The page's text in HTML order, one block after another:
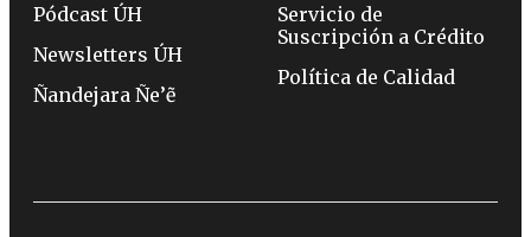
Pódcast ÚH
Newsletters ÚH
Ñandejara Ñe’ẽ
Servicio de
Suscripción a Crédito
Política de Calidad